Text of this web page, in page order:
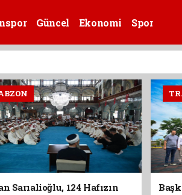
Güncel Ekonomi Spor
Sarıalioğlu, 124 Hafızın